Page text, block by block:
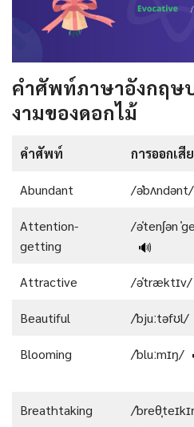
คำศัพท์ภาษาอังกฤษ
งามของดอกไม้
คำศัพท์ การออกเสี
Abundant /əˈbʌndənt/
Attention-
getting
/əˈtenʃən
🔊
Attractive /əˈtræktɪv/
Beautiful /ˈbjuːtəfʊl/
Blooming /ˈbluːmɪŋ/
Breathtaking
/